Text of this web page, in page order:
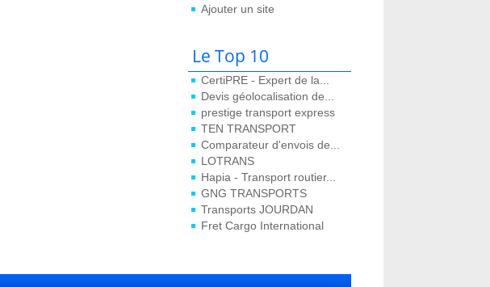
Ajouter un site
Le Top 10
CertiPRE - Expert de la...
Devis géolocalisation de...
prestige transport express
TEN TRANSPORT
Comparateur d'envois de...
LOTRANS
Hapia - Transport routier...
GNG TRANSPORTS
Transports JOURDAN
Fret Cargo International